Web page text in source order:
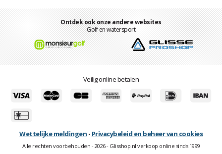
Ontdek ook onze andere websites
Golf en watersport
Veilig online betalen
Wettelijke meldingen - Privacybeleid en beheer van cookies
Alle rechten voorbehouden - 2026 - Glisshop.nl verkoop online sinds 1999